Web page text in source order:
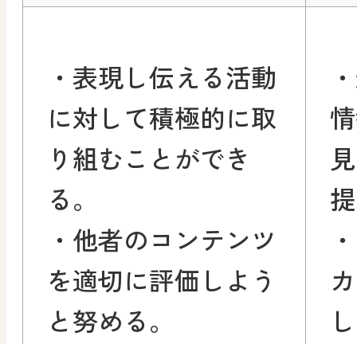
・表現し伝える活動
に対して積極的に取
り組むことができ
る。
・他者のコンテンツ
を適切に評価しよう
と努める。